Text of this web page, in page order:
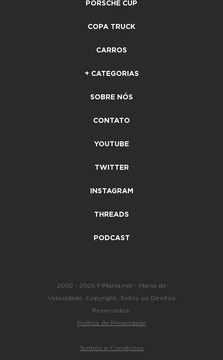
PORSCHE CUP
COPA TRUCK
CARROS
+ CATEGORIAS
SOBRE NÓS
CONTATO
YOUTUBE
TWITTER
INSTAGRAM
THREADS
PODCAST
2002 - 2026 F1Mania.net - Mania de
Velocidade. Copyright. Todos os Direitos
Reservados.
Política de Privacidade
-
Termos e Condições